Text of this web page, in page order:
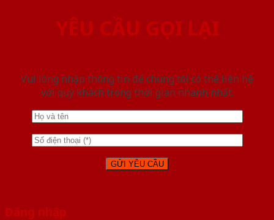
YÊU CẦU GỌI LẠI
Vui lòng nhập thông tin để chúng tôi có thể liên hệ
với quý khách trong thời gian nhanh nhất.
Đăng nhập